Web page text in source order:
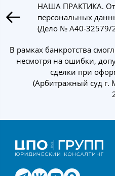
НАША ПРАКТИКА.
персональных
(Дело № А40-32579/
В рамках банкротства
несмотря на ошибки,
сделки при
(Арбитражный суд